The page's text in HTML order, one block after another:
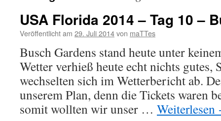
USA Florida 2014 – Tag 10 –
Veröffentlicht am 29. Juli 2014von maTTes
Busch Gardens stand heute unter
Wetter verhieß heute echt nichts gutes,
wechselten sich im Wetterbericht ab.
unserem Plan, denn die Tickets waren
somit wollten wir unser … Weiterlesen